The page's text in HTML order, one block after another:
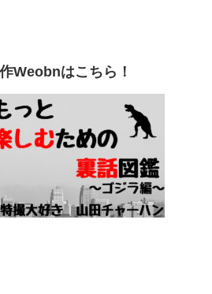
Weobnはこちら！